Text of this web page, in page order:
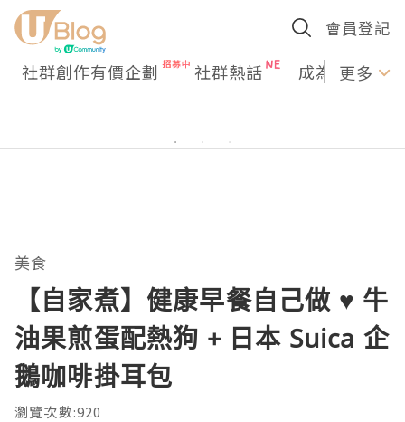
會員登記
社群創作有價企劃 社群熱話 成為U更多
美食
【自家煮】健康早餐自己做 ♥ 牛
油果煎蛋配熱狗 + 日本 Suica 企
鵝咖啡掛耳包
瀏覽次數:920